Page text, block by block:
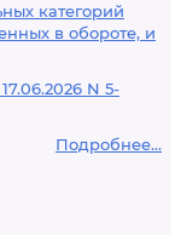
категорий
в обороте, и
N 5-
Подробнее...